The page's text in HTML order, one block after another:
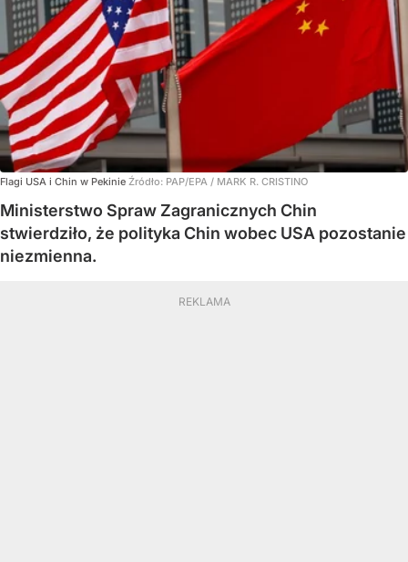
Flagi USA i Chin w Pekinie Źródło: PAP/EPA / MARK R. CRISTINO
Ministerstwo Spraw Zagranicznych Chin
stwierdziło, że polityka Chin wobec USA pozostanie
niezmienna.